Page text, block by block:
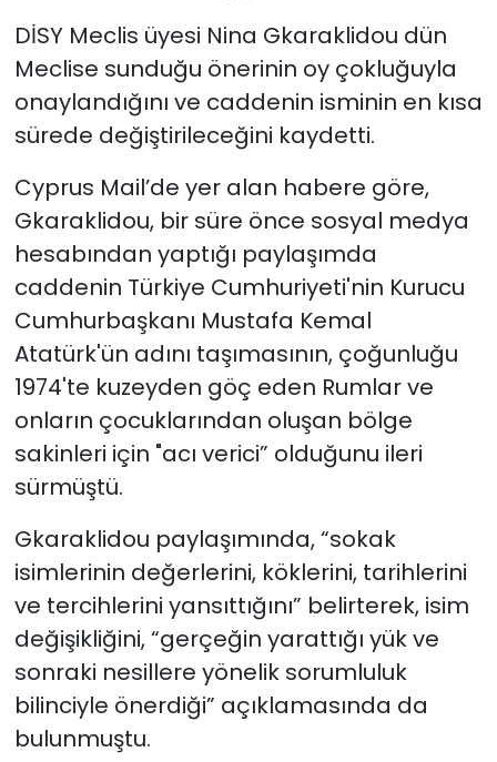
DİSY Meclis üyesi Nina Gkaraklidou dün
Meclise sunduğu önerinin oy çokluğuyla
onaylandığını ve caddenin isminin en kısa
sürede değiştirileceğini kaydetti.
Cyprus Mail’de yer alan habere göre,
Gkaraklidou, bir süre önce sosyal medya
hesabından yaptığı paylaşımda
caddenin Türkiye Cumhuriyeti'nin Kurucu
Cumhurbaşkanı Mustafa Kemal
Atatürk'ün adını taşımasının, çoğunluğu
1974'te kuzeyden göç eden Rumlar ve
onların çocuklarından oluşan bölge
sakinleri için "acı verici” olduğunu ileri
sürmüştü.
Gkaraklidou paylaşımında, “sokak
isimlerinin değerlerini, köklerini, tarihlerini
ve tercihlerini yansıttığını” belirterek, isim
değişikliğini, “gerçeğin yarattığı yük ve
sonraki nesillere yönelik sorumluluk
bilinciyle önerdiği” açıklamasında da
bulunmuştu.
SAĞLIK
Spor
Teknoloji
TÜRKiYE
Video Galeri
YAŞAM
Yazarlar